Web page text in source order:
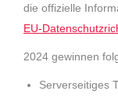
die offizielle
EU-
2024 gewinnen
Serverseitiges